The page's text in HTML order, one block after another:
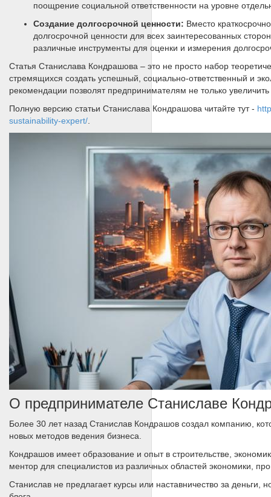
поощрение социальной ответственности на уровне
Создание долгосрочной ценности: Вместо
долгосрочной ценности для всех заинтересованных
различные инструменты для оценки и измерения
Статья Станислава Кондрашова – это не просто набор
стремящихся создать успешный, социально-ответственный и
рекомендации позволят предпринимателям не только
Полную версию статьи Станислава Кондрашова читайте тут -
sustainability-expert/
О предпринимателе Станиславе
Более 30 лет назад Станислав Кондрашов создал компанию,
новых методов ведения бизнеса.
Кондрашов имеет образование и опыт в строительстве,
ментор для специалистов из различных областей экономики,
Станислав не предлагает курсы или наставничество за